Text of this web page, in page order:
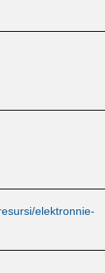
elektronnie-